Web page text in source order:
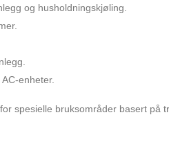
og husholdningskjøling.
enheter.
spesielle bruksområder basert på